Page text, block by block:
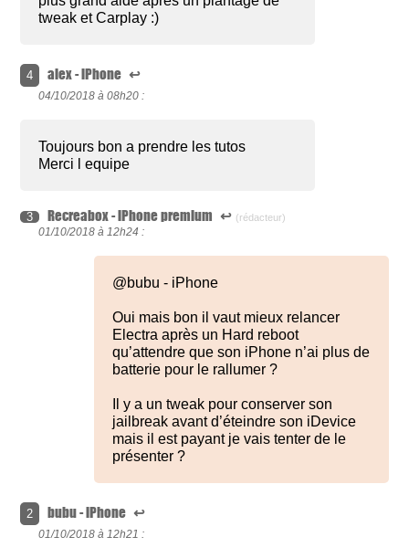
tweak et Carplay :)
4 alex - iPhone ↩
04/10/2018 à 08h20 :
Toujours bon a prendre les tutos
Merci l equipe
3 Recreabox - iPhone premium ↩ (rédacteur)
01/10/2018 à 12h24 :
@bubu - iPhone
Oui mais bon il vaut mieux relancer
Electra après un Hard reboot
qu’attendre que son iPhone n’ai plus de
batterie pour le rallumer ?
Il y a un tweak pour conserver son
jailbreak avant d’éteindre son iDevice
mais il est payant je vais tenter de le
présenter ?
2 bubu - iPhone ↩
01/10/2018 à 12h21 :